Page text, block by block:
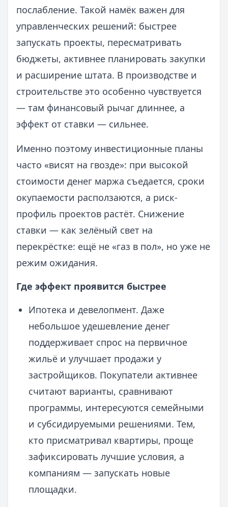
послабление. Такой намёк важен для
управленческих решений: быстрее
запускать проекты, пересматривать
бюджеты, активнее планировать закупки
и расширение штата. В производстве и
строительстве это особенно чувствуется
— там финансовый рычаг длиннее, а
эффект от ставки — сильнее.
Именно поэтому инвестиционные планы
часто «висят на гвозде»: при высокой
стоимости денег маржа съедается, сроки
окупаемости расползаются, а риск-
профиль проектов растёт. Снижение
ставки — как зелёный свет на
перекрёстке: ещё не «газ в пол», но уже не
режим ожидания.
Где эффект проявится быстрее
Ипотека и девелопмент. Даже
небольшое удешевление денег
поддерживает спрос на первичное
жильё и улучшает продажи у
застройщиков. Покупатели активнее
считают варианты, сравнивают
программы, интересуются семейными
и субсидируемыми решениями. Тем,
кто присматривал квартиры, проще
зафиксировать лучшие условия, а
компаниям — запускать новые
площадки.